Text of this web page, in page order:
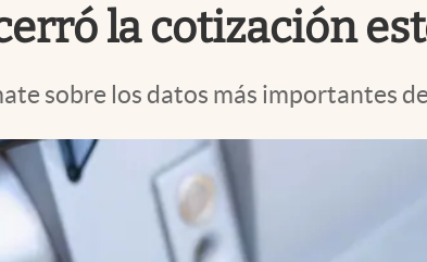
la cotización
sobre los datos más importantes